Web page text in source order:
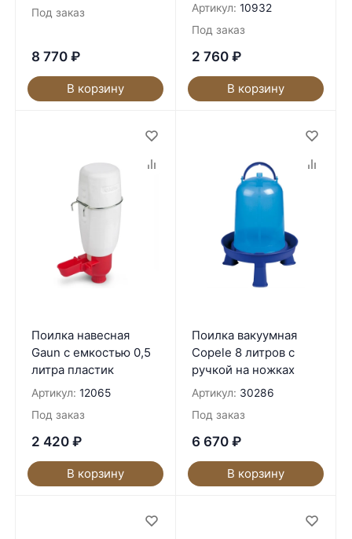
Под заказ
8 770 ₽
В корзину
Артикул: 10932
Под заказ
2 760 ₽
В корзину
Поилка навесная
Gaun с емкостью 0,5
литра пластик
Артикул: 12065
Под заказ
2 420 ₽
В корзину
Поилка вакуумная
Copele 8 литров с
ручкой на ножках
Артикул: 30286
Под заказ
6 670 ₽
В корзину